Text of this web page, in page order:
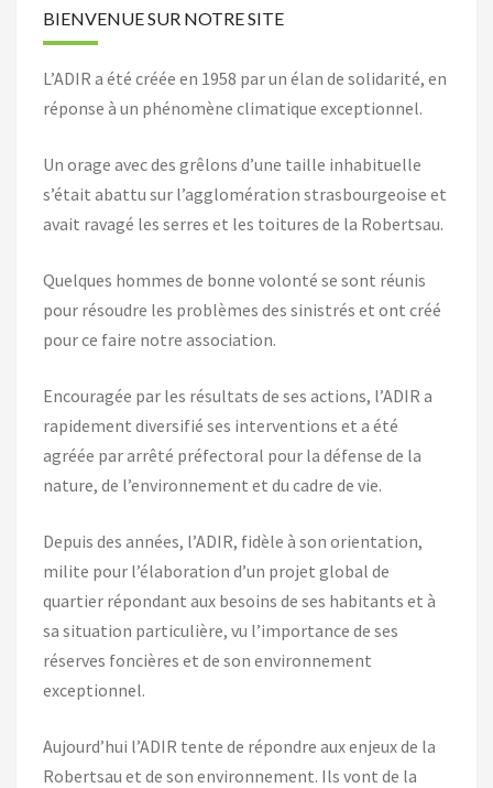
BIENVENUE SUR NOTRE SITE
L’ADIR a été créée en 1958 par un élan de solidarité, en
réponse à un phénomène climatique exceptionnel.
Un orage avec des grêlons d’une taille inhabituelle
s’était abattu sur l’agglomération strasbourgeoise et
avait ravagé les serres et les toitures de la Robertsau.
Quelques hommes de bonne volonté se sont réunis
pour résoudre les problèmes des sinistrés et ont créé
pour ce faire notre association.
Encouragée par les résultats de ses actions, l’ADIR a
rapidement diversifié ses interventions et a été
agréée par arrêté préfectoral pour la défense de la
nature, de l’environnement et du cadre de vie.
Depuis des années, l’ADIR, fidèle à son orientation,
milite pour l’élaboration d’un projet global de
quartier répondant aux besoins de ses habitants et à
sa situation particulière, vu l’importance de ses
réserves foncières et de son environnement
exceptionnel.
Aujourd’hui l’ADIR tente de répondre aux enjeux de la
Robertsau et de son environnement. Ils vont de la